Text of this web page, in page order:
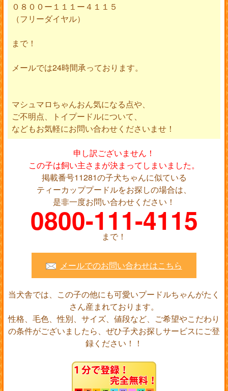
０８００ー１１１ー４１１５
（フリーダイヤル）
まで！
メールでは24時間承っております。
マシュマロちゃんおん気になる点や、
ご不明点、トイプードルについて、
などもお気軽にお問い合わせくださいませ！
申し訳ございません！
この子は飼い主さまが決まってしまいました。
掲載番号11281の子犬ちゃんに似ている
ティーカッププードルをお探しの場合は、
是非一度お問い合わせください！
0800-111-4115
まで！
メールでのお問い合わせはこちら
当犬舎では、この子の他にも可愛いプードルちゃんがたく
さん産まれております。
性格、毛色、性別、サイズ、値段など、ご希望やこだわり
の条件がございましたら、ぜひ子犬お探しサービスにご登
録ください！！